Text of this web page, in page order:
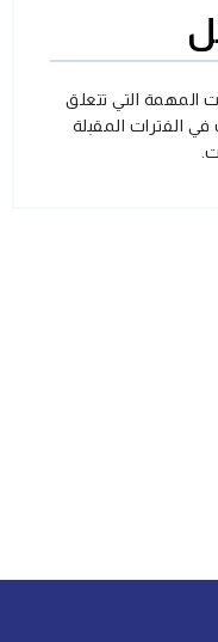
المهمة التي تتعلق
الفترات المقبلة